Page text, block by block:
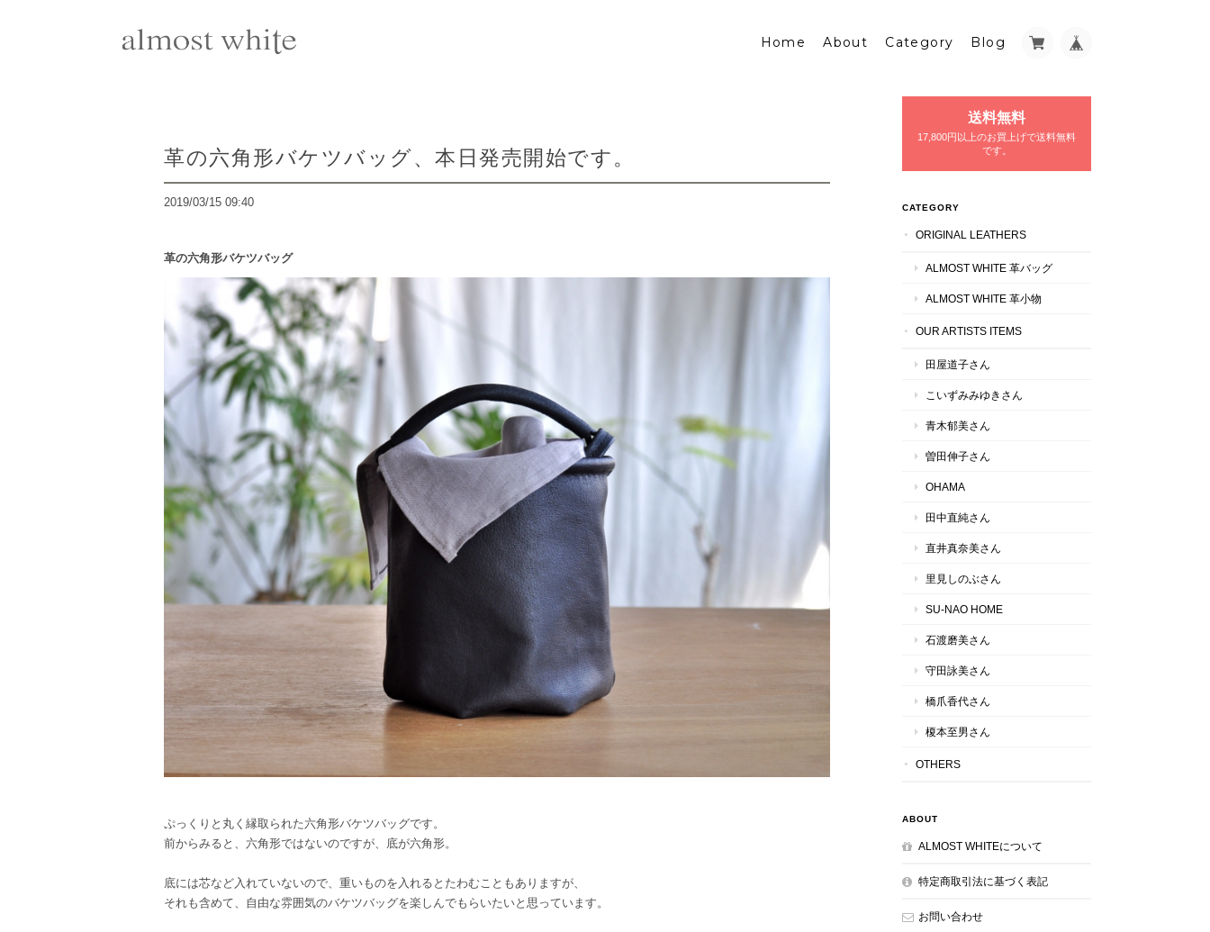
Home About Category Blog
革の六角形バケツバッグ、本日発売開始です。
2019/03/15 09:40
革の六角形バケツバッグ
ぷっくりと丸く縁取られた六角形バケツバッグです。
前からみると、六角形ではないのですが、底が六角形。
底には芯など入れていないので、重いものを入れるとたわむこともありますが、
それも含めて、自由な雰囲気のバケツバッグを楽しんでもらいたいと思っています。
送料無料
17,800円以上のお買上げで送料無料
です。
CATEGORY
ORIGINAL LEATHERS
ALMOST WHITE 革バッグ
ALMOST WHITE 革小物
OUR ARTISTS ITEMS
田屋道子さん
こいずみみゆきさん
青木郁美さん
曽田伸子さん
OHAMA
田中直純さん
直井真奈美さん
里見しのぶさん
SU-NAO HOME
石渡磨美さん
守田詠美さん
橋爪香代さん
榎本至男さん
OTHERS
ABOUT
ALMOST WHITEについて
特定商取引法に基づく表記
お問い合わせ